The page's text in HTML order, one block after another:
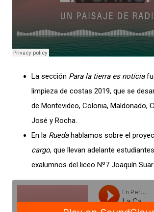
La sección Para la tierra es noticia
limpieza de costas 2019, que se
de Montevideo, Colonia, Maldonado,
José y Rocha.
En la Ruedahablamos sobre el
cargo, que llevan adelante
exalumnos del liceo Nº7 Joaquín